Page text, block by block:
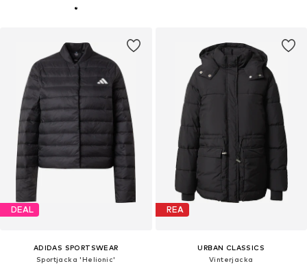
DEAL
ADIDAS SPORTSWEAR
Sportjacka 'Helionic'
REA
URBAN CLASSICS
Vinterjacka